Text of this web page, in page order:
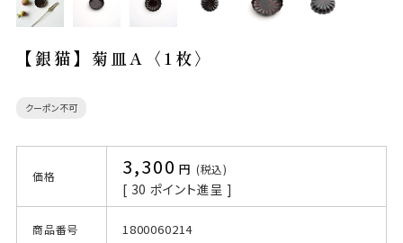
【銀猫】菊皿A〈1枚〉
クーポン不可
価格 3,300 税込
[ 30 ポイント進呈 ]
商品番号 1800060214